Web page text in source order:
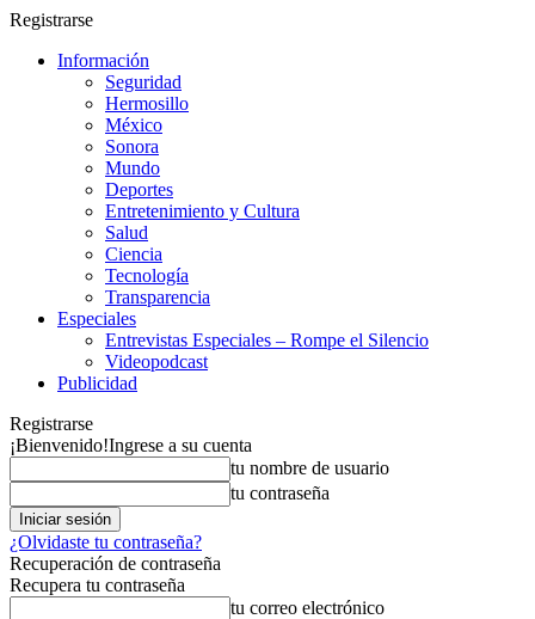
Registrarse
Información
Seguridad
Hermosillo
México
Sonora
Mundo
Deportes
Entretenimiento y Cultura
Salud
Ciencia
Tecnología
Transparencia
Especiales
Entrevistas Especiales – Rompe el Silencio
Videopodcast
Publicidad
Registrarse
¡Bienvenido!Ingrese a su cuenta
tu nombre de usuario
tu contraseña
¿Olvidaste tu contraseña?
Recuperación de contraseña
Recupera tu contraseña
tu correo electrónico